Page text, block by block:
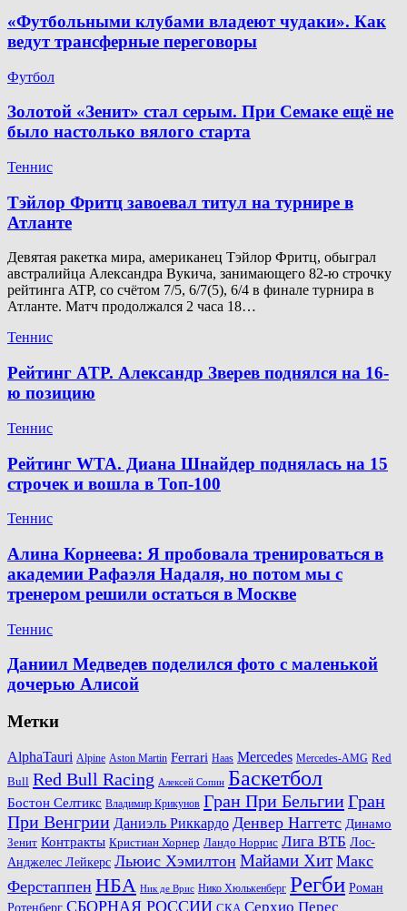
«Футбольными клубами владеют чудаки». Как
ведут трансферные переговоры
Футбол
Золотой «Зенит» стал серым. При Семаке ещё не
было настолько вялого старта
Теннис
Тэйлор Фритц завоевал титул на турнире в
Атланте
Девятая ракетка мира, американец Тэйлор Фритц, обыграл
австралийца Александра Вукича, занимающего 82-ю строчку
рейтинга ATP, со счётом 7/5, 6/7(5), 6/4 в финале турнира в
Атланте. Матч продолжался 2 часа 18…
Теннис
Рейтинг ATP. Александр Зверев поднялся на 16-
ю позицию
Теннис
Рейтинг WTA. Диана Шнайдер поднялась на 15
строчек и вошла в Топ-100
Теннис
Алина Корнеева: Я пробовала тренироваться в
академии Рафаэля Надаля, но потом мы с
тренером решили остаться в Москве
Теннис
Даниил Медведев поделился фото с маленькой
дочерью Алисой
Метки
AlphaTauri Alpine Aston Martin Ferrari Haas Mercedes Mercedes-AMG Red
Bull Red Bull Racing Алексей Сопин Баскетбол
Бостон Селтикс Владимир Крикунов Гран При БельгииГран
При Венгрии Даниэль Риккардо Денвер Наггетс Динамо
Зенит Контракты Кристиан Хорнер Ландо Норрис Лига ВТБ Лос-
Анджелес Лейкерс Льюис Хэмилтон Майами Хит Макс
Ферстаппен НБА Ник де Врис Нико Хюлькенберг Регби Роман
Ротенберг СБОРНАЯ РОССИИ СКА Серхио Перес